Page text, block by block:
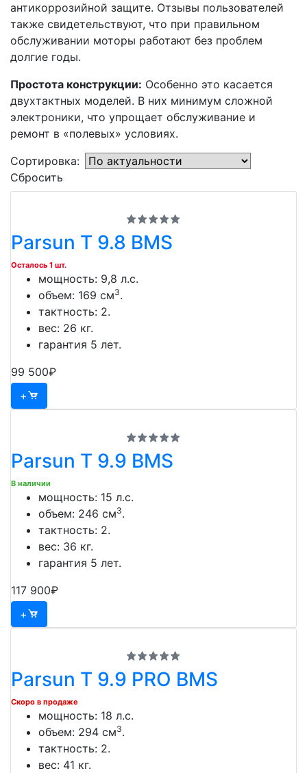
антикоррозийной защите. Отзывы пользователей
также свидетельствуют, что при правильном
обслуживании моторы работают без проблем
долгие годы.
Простота конструкции: Особенно это касается
двухтактных моделей. В них минимум сложной
электроники, что упрощает обслуживание и
ремонт в «полевых» условиях.
Сортировка:
Сбросить
Parsun T 9.8 BMS
Осталось 1 шт.
мощность: 9,8 л.с.
объем: 169 см3.
тактность: 2.
вес: 26 кг.
гарантия 5 лет.
99 500₽
+
Parsun T 9.9 BMS
В наличии
мощность: 15 л.с.
объем: 246 см3.
тактность: 2.
вес: 36 кг.
гарантия 5 лет.
117 900₽
+
Parsun T 9.9 PRO BMS
Скоро в продаже
мощность: 18 л.с.
объем: 294 см3.
тактность: 2.
вес: 41 кг.